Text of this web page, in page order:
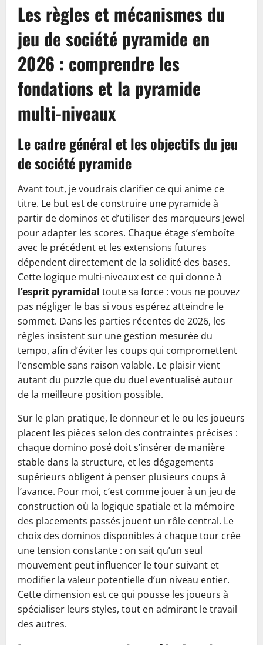
Les règles et mécanismes du
jeu de société pyramide en
2026 : comprendre les
fondations et la pyramide
multi-niveaux
Le cadre général et les objectifs du jeu
de société pyramide
Avant tout, je voudrais clarifier ce qui anime ce
titre. Le but est de construire une pyramide à
partir de dominos et d’utiliser des marqueurs Jewel
pour adapter les scores. Chaque étage s’emboîte
avec le précédent et les extensions futures
dépendent directement de la solidité des bases.
Cette logique multi-niveaux est ce qui donne à
l’esprit pyramidal toute sa force : vous ne pouvez
pas négliger le bas si vous espérez atteindre le
sommet. Dans les parties récentes de 2026, les
règles insistent sur une gestion mesurée du
tempo, afin d’éviter les coups qui compromettent
l’ensemble sans raison valable. Le plaisir vient
autant du puzzle que du duel eventualisé autour
de la meilleure position possible.
Sur le plan pratique, le donneur et le ou les joueurs
placent les pièces selon des contraintes précises :
chaque domino posé doit s’insérer de manière
stable dans la structure, et les dégagements
supérieurs obligent à penser plusieurs coups à
l’avance. Pour moi, c’est comme jouer à un jeu de
construction où la logique spatiale et la mémoire
des placements passés jouent un rôle central. Le
choix des dominos disponibles à chaque tour crée
une tension constante : on sait qu’un seul
mouvement peut influencer le tour suivant et
modifier la valeur potentielle d’un niveau entier.
Cette dimension est ce qui pousse les joueurs à
spécialiser leurs styles, tout en admirant le travail
des autres.